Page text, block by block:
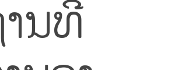
ນທີ່